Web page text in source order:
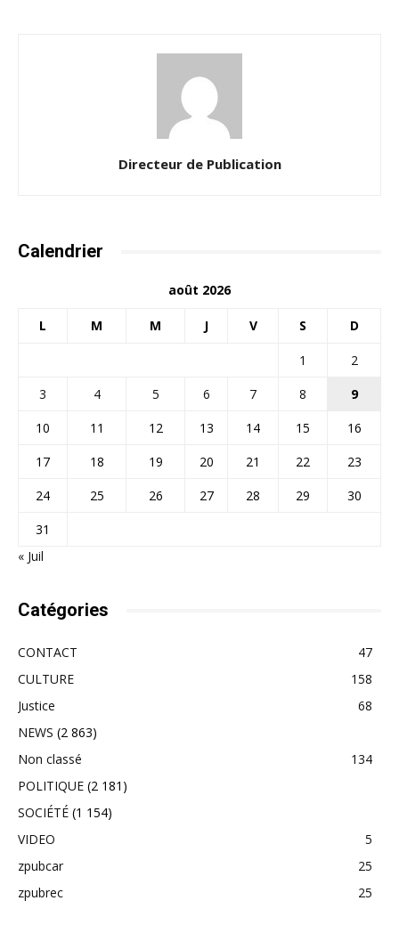
Directeur de Publication
Calendrier
août 2026
L M M J V S D
1
2
3
4 5 6 7 8
9
10
11 12 13 14 15
16
17
18 19 20 21 22
23
24
25 26 27 28 29
30
31
« Juil
Catégories
CONTACT
47
CULTURE
158
Justice
68
NEWS (2 863)
Non classé
134
POLITIQUE (2 181)
SOCIÉTÉ (1 154)
VIDEO
5
zpubcar
25
zpubrec
25